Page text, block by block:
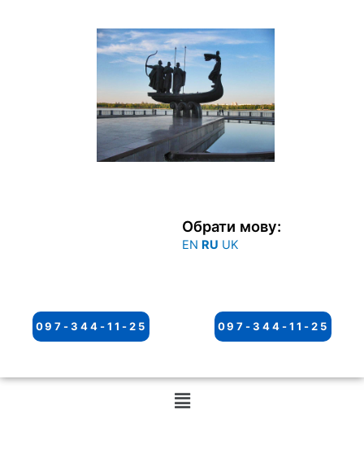
Обрати мову:
EN RU UK
097-344-11-25 097-344-11-25
Меню